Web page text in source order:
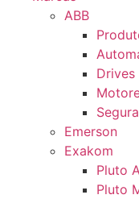
ABB
Drives
Emerson
Exakom
Pluto
Pluto